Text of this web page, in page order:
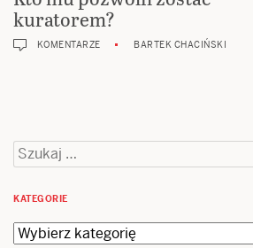
kuratorem?
KOMENTARZE BARTEK CHACIŃSKI
Szukaj:
KATEGORIE
Kategorie